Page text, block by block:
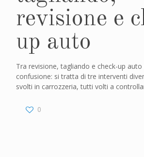
revisione e
up auto
Tra revisione, tagliando e check-up auto
confusione: si tratta di tre interventi
svolti in carrozzeria, tutti volti a
0